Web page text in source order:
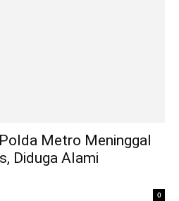
Metro Meninggal
Diduga Alami
0